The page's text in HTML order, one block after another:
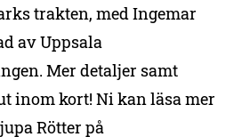
trakten, med Ingemar
av Uppsala
Mer detaljer samt
inom kort! Ni kan läsa mer
Rötter på